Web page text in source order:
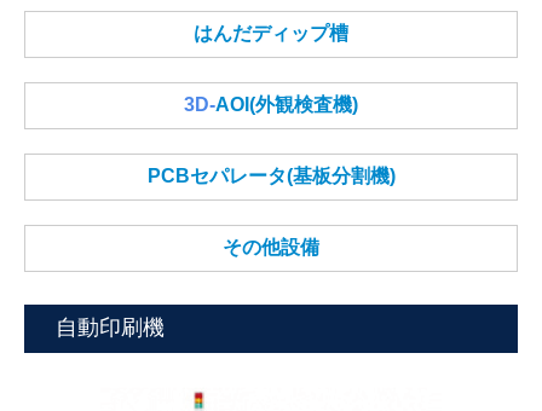
はんだディップ槽
3D-AOI(外観検査機)
PCBセパレータ(基板分割機)
その他設備
自動印刷機